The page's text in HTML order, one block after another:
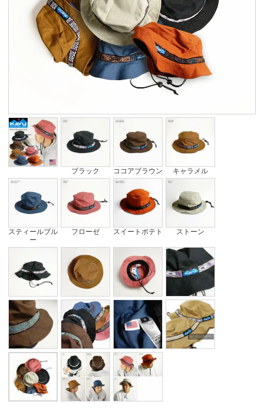
ブラック ココアブラウン キャラメル
スティールブル
ー
フローゼ スイートポテト ストーン